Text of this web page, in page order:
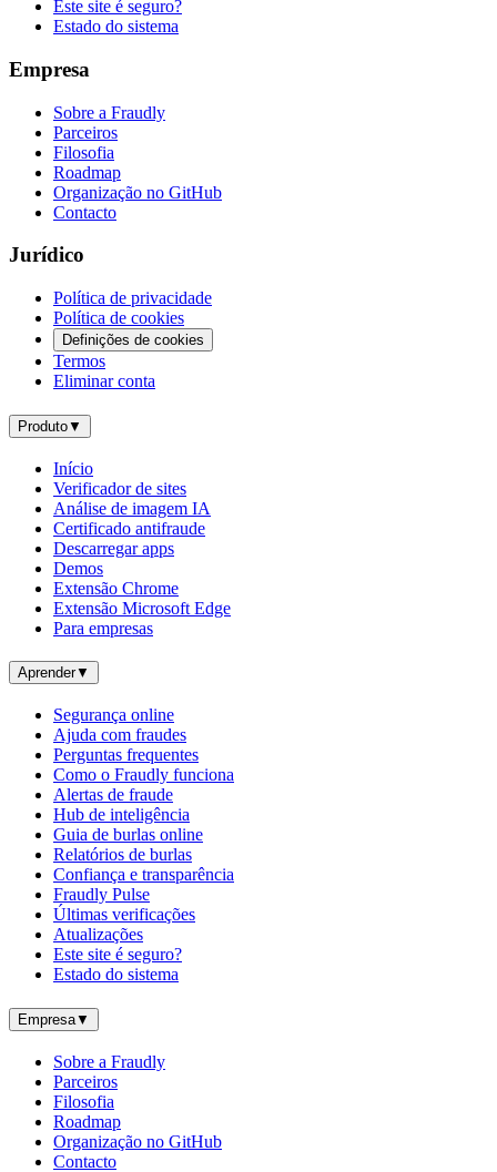
Este site é seguro?
Estado do sistema
Empresa
Sobre a Fraudly
Parceiros
Filosofia
Roadmap
Organização no GitHub
Contacto
Jurídico
Política de privacidade
Política de cookies
Definições de cookies
Termos
Eliminar conta
Produto▼
Início
Verificador de sites
Análise de imagem IA
Certificado antifraude
Descarregar apps
Demos
Extensão Chrome
Extensão Microsoft Edge
Para empresas
Aprender▼
Segurança online
Ajuda com fraudes
Perguntas frequentes
Como o Fraudly funciona
Alertas de fraude
Hub de inteligência
Guia de burlas online
Relatórios de burlas
Confiança e transparência
Fraudly Pulse
Últimas verificações
Atualizações
Este site é seguro?
Estado do sistema
Empresa▼
Sobre a Fraudly
Parceiros
Filosofia
Roadmap
Organização no GitHub
Contacto